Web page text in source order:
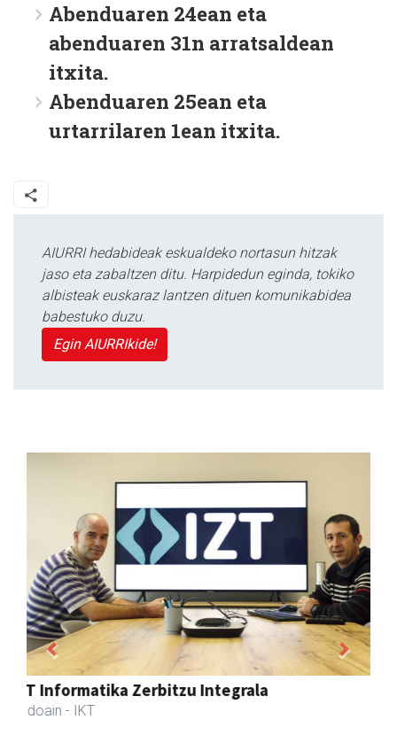
Abenduaren 24ean eta
abenduaren 31n arratsaldean
itxita.
Abenduaren 25ean eta
urtarrilaren 1ean itxita.
AIURRI hedabideak eskualdeko nortasun hitzak
jaso eta zabaltzen ditu. Harpidedun eginda, tokiko
albisteak euskaraz lantzen dituen komunikabidea
babestuko duzu.
Egin AIURRIkide!
Aldama tapia aholkularitza
Andoain - Aholkularitza
Previous Next